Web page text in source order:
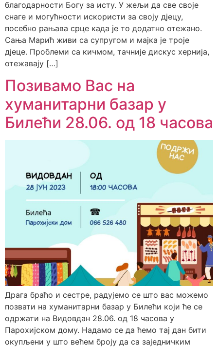
благодарности Богу за исту. У жељи да све своје
снаге и могућности искористи за своју дјецу,
посебно рањава срце када је то додатно отежано.
Сања Марић живи са супругом и мајка је троје
дјеце. Проблеми са кичмом, тачније дискус хернија,
отежавају […]
Позивамо Вас на
хуманитарни базар у
Билећи 28.06. од 18 часова
Драга браћо и сестре, радујемо се што вас можемо
позвати на хуманитарни базар у Билећи који ће се
одржати на Видовдан 28.06. од 18 часова у
Парохијском дому. Надамо се да ћемо тај дан бити
окупљени у што већем броју да са заједничким